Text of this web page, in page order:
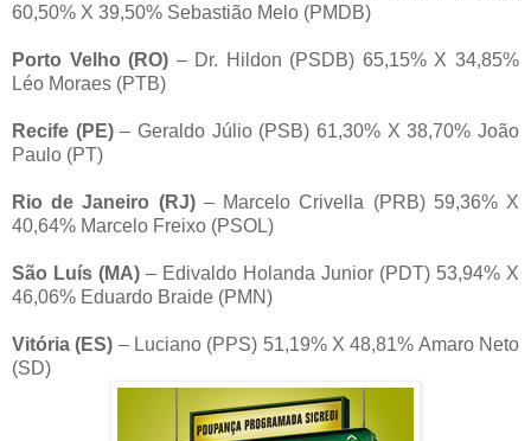
60,50% X 39,50% Sebastião Melo (PMDB)
Porto Velho (RO) – Dr. Hildon (PSDB) 65,15% X 34,85%
Léo Moraes (PTB)
Recife (PE)– Geraldo Júlio (PSB) 61,30% X 38,70% João
Paulo (PT)
Rio de Janeiro (RJ)– Marcelo Crivella (PRB) 59,36% X
40,64% Marcelo Freixo (PSOL)
São Luís (MA) – Edivaldo Holanda Junior (PDT) 53,94% X
46,06% Eduardo Braide (PMN)
Vitória (ES) – Luciano (PPS) 51,19% X 48,81% Amaro Neto
(SD)